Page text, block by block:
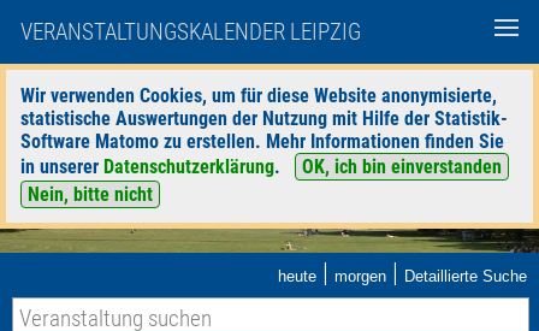
VERANSTALTUNGSKALENDER LEIPZIG
Wir verwenden Cookies, um für diese Website anonymisierte,
statistische Auswertungen der Nutzung mit Hilfe der Statistik-
Software Matomo zu erstellen. Mehr Informationen finden Sie
in unserer Datenschutzerklärung.
OK, ich bin einverstanden
Nein, bitte nicht
heute | morgen | Detaillierte Suche